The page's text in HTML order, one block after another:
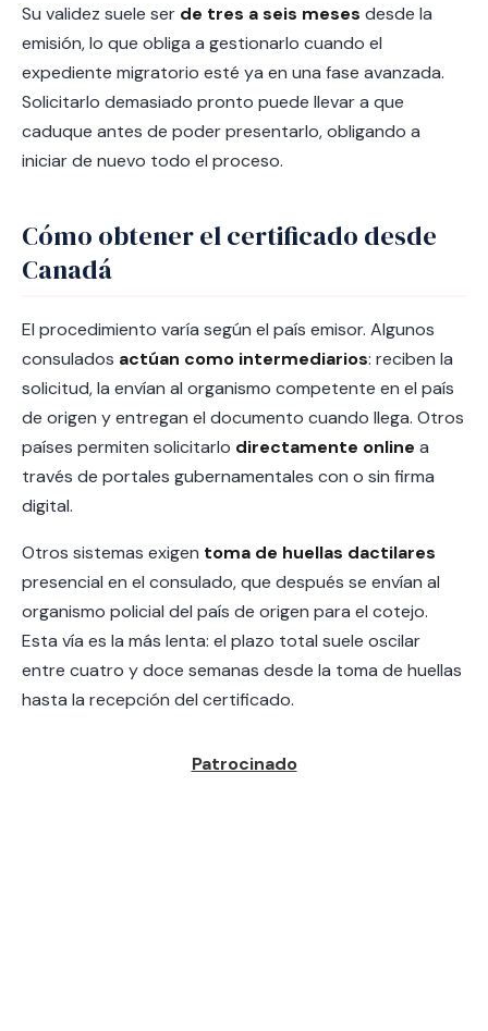
Su validez suele ser de tres a seis meses desde la
emisión, lo que obliga a gestionarlo cuando el
expediente migratorio esté ya en una fase avanzada.
Solicitarlo demasiado pronto puede llevar a que
caduque antes de poder presentarlo, obligando a
iniciar de nuevo todo el proceso.
Cómo obtener el certificado desde
Canadá
El procedimiento varía según el país emisor. Algunos
consulados actúan como intermediarios: reciben la
solicitud, la envían al organismo competente en el país
de origen y entregan el documento cuando llega. Otros
países permiten solicitarlo directamente online a
través de portales gubernamentales con o sin firma
digital.
Otros sistemas exigen toma de huellas dactilares
presencial en el consulado, que después se envían al
organismo policial del país de origen para el cotejo.
Esta vía es la más lenta: el plazo total suele oscilar
entre cuatro y doce semanas desde la toma de huellas
hasta la recepción del certificado.